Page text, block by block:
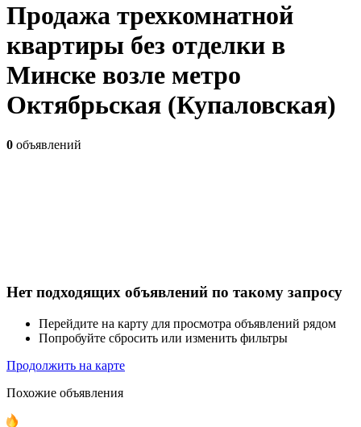
Продажа трехкомнатной
квартиры без отделки в
Минске возле метро
Октябрьская (Купаловская)
0 объявлений
Нет подходящих объявлений по такому запросу
Перейдите на карту для просмотра объявлений рядом
Попробуйте сбросить или изменить фильтры
Продолжить на карте
Похожие объявления